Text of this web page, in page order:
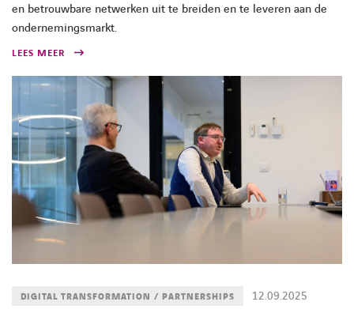
en betrouwbare netwerken uit te breiden en te leveren aan de
ondernemingsmarkt.
LEES MEER
12.09.2025
DIGITAL TRANSFORMATION / PARTNERSHIPS